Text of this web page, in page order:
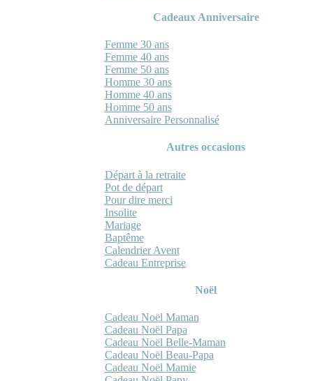
Cadeaux Anniversaire
Femme 30 ans
Femme 40 ans
Femme 50 ans
Homme 30 ans
Homme 40 ans
Homme 50 ans
Anniversaire Personnalisé
Autres occasions
Départ à la retraite
Pot de départ
Pour dire merci
Insolite
Mariage
Baptême
Calendrier Avent
Cadeau Entreprise
Noël
Cadeau Noël Maman
Cadeau Noël Papa
Cadeau Noël Belle-Maman
Cadeau Noël Beau-Papa
Cadeau Noël Mamie